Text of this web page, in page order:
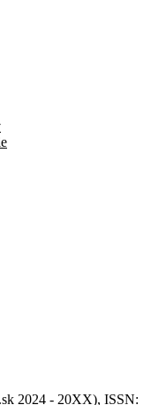
2024 - 20XX), ISSN: